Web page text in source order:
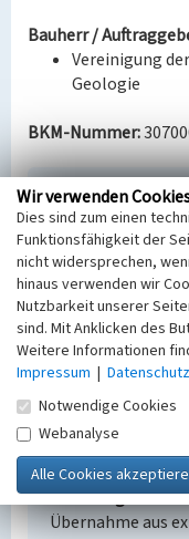
Bauherr /
Vereinigung
Geologie
BKM-Nummer:
Steine aus dem
Sammlung
Schlagwörter
Lehrpfad
Ort
Lohsa -
Alternativer
Laz
Fachsicht(en)
Denkmalpflege
Erfassungsmaßstab
Keine Angabe
Übernahme aus
Wir verwenden
Dies sind zum einen
Funktionsfähigkeit der
nicht widersprechen,
hinaus verwenden wir
Nutzbarkeit unserer
sind. Mit Anklicken des
Weitere Informationen
Impressum | Datenschutz
Notwendige Cookies
Webanalyse